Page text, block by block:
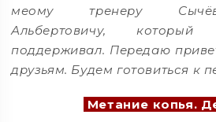
меому тренеру
Альбертовичу,
поддерживал. Передаю
друзьям. Будем готовиться к
Метание копья.